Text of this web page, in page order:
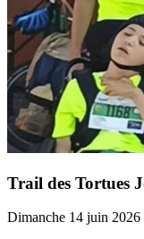
Trail des Tortues
Dimanche 14 juin 2026